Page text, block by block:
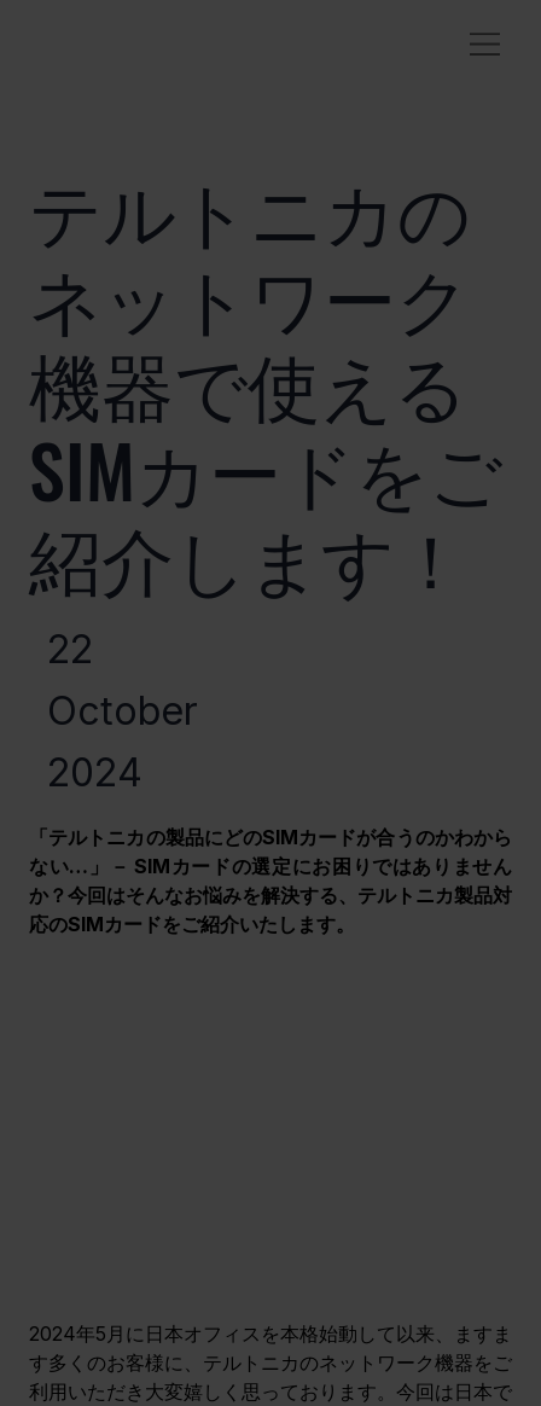
テルトニカの
ネットワーク
機器で使える
SIMカードをご
紹介します！
22
October
2024
「テルトニカの製品にどのSIMカードが合うのかわから
ない…」－ SIMカードの選定にお困りではありません
か？今回はそんなお悩みを解決する、テルトニカ製品対
応のSIMカードをご紹介いたします。
2024年5月に日本オフィスを本格始動して以来、ますま
す多くのお客様に、テルトニカのネットワーク機器をご
利用いただき大変嬉しく思っております。今回は日本で